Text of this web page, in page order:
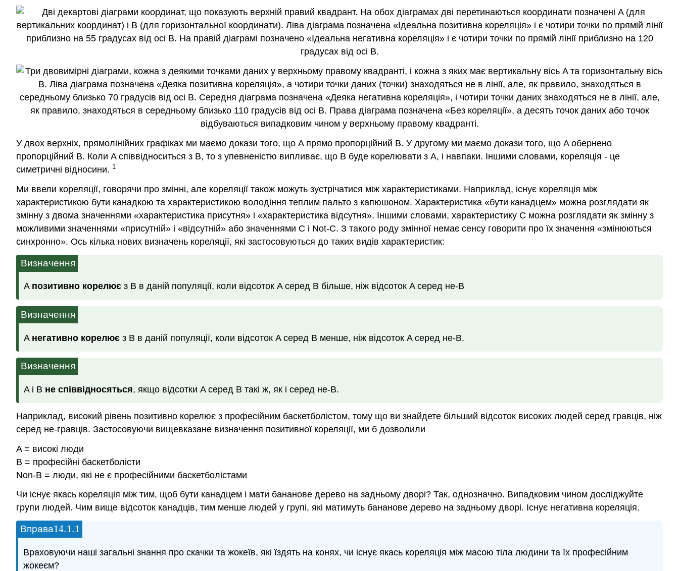
У двох верхніх, прямолінійних графіках ми маємо докази того, що A прямо пропорційний B. У другому ми маємо докази того, що A обернено
пропорційний B. Коли A співвідноситься з B, то з упевненістю випливає, що B буде корелювати з A, і навпаки. Іншими словами, кореляція - це
симетричні відносини. 1
Ми ввели кореляції, говорячи про змінні, але кореляції також можуть зустрічатися між характеристиками. Наприклад, існує кореляція між
характеристикою бути канадкою та характеристикою володіння теплим пальто з капюшоном. Характеристика «бути канадцем» можна розглядати як
змінну з двома значеннями «характеристика присутня» і «характеристика відсутня». Іншими словами, характеристику C можна розглядати як змінну з
можливими значеннями «присутній» і «відсутній» або значеннями C і Not-C. З такого роду змінної немає сенсу говорити про їх значення «змінюються
синхронно». Ось кілька нових визначень кореляції, які застосовуються до таких видів характеристик:
Визначення
A позитивно корелює з B в даній популяції, коли відсоток A серед B більше, ніж відсоток A серед не-B
Визначення
A негативно корелює з B в даній популяції, коли відсоток A серед B менше, ніж відсоток A серед не-B.
Визначення
A і B не співвідносяться, якщо відсотки A серед B такі ж, як і серед не-B.
Наприклад, високий рівень позитивно корелює з професійним баскетболістом, тому що ви знайдете більший відсоток високих людей серед гравців, ніж
серед не-гравців. Застосовуючи вищевказане визначення позитивної кореляції, ми б дозволили
A = високі люди
B = професійні баскетболісти
Non-B = люди, які не є професійними баскетболістами
Чи існує якась кореляція між тим, щоб бути канадцем і мати бананове дерево на задньому дворі? Так, однозначно. Випадковим чином досліджуйте
групи людей. Чим вище відсоток канадців, тим менше людей у групі, які матимуть бананове дерево на задньому дворі. Існує негативна кореляція.
Вправа14.1.1
14.1.1
Враховуючи наші загальні знання про скачки та жокеїв, які їздять на конях, чи існує якась кореляція між масою тіла людини та їх професійним
жокеєм?